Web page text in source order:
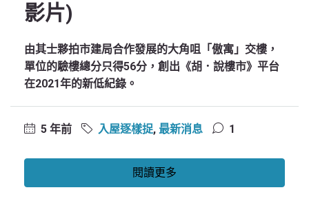
影片)
由其士夥拍市建局合作發展的大角咀「傲寓」交樓，
單位的驗樓總分只得56分，創出《胡．說樓市》平台
在2021年的新低紀錄。
5 年前 入屋逐樣捉, 最新消息 1
閱讀更多